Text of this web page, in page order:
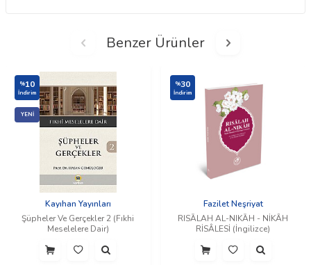
Benzer Ürünler
%10
İndirim
YENI
Kayıhan Yayınları
Şüpheler Ve Gerçekler 2 (Fıkhi
Meselelere Dair)
%30
İndirim
Fazilet Neşriyat
RISĀLAH AL-NIKĀH - NİKÂH
RİSÂLESİ (İngilizce)